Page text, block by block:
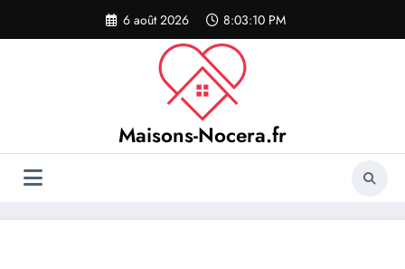
contenu
6 août 2026 8:03:10 PM
Maisons-Nocera.fr